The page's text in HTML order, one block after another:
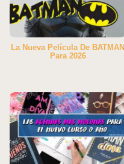
La Nueva Película De BATMAN
Para 2026